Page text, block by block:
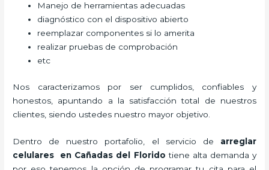
Manejo de herramientas adecuadas
diagnóstico con el dispositivo abierto
reemplazar componentes si lo amerita
realizar pruebas de comprobación
etc
Nos caracterizamos por ser cumplidos, confiables y
honestos, apuntando a la satisfacción total de nuestros
clientes, siendo ustedes nuestro mayor objetivo.
Dentro de nuestro portafolio, el servicio de arreglar
celulares en Cañadas del Florido tiene alta demanda y